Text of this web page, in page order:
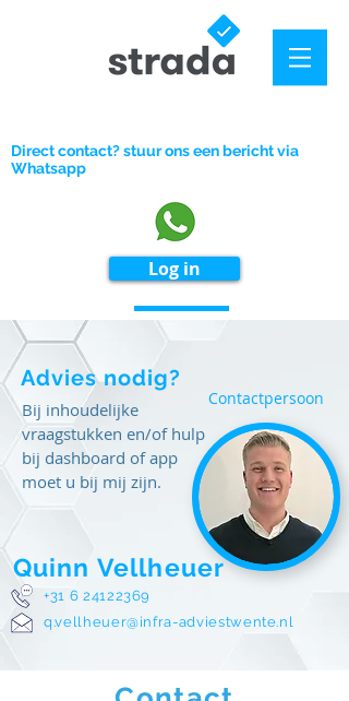
Direct contact? stuur ons een bericht via
Whatsapp
Log in
Advies nodig?
Contactpersoon
Bij inhoudelijke
vraagstukken en/of hulp
bij dashboard of app
moet u bij mij zijn.
Quinn Vellheuer
+31 6 24122369
q.vellheuer@infra-adviestwente.nl